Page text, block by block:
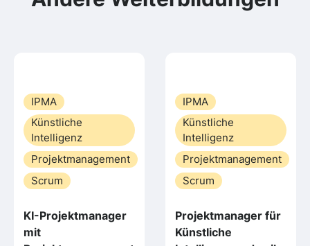
IPMA
Künstliche
Intelligenz
Projektmanagement
Scrum
KI-Projektmanager
mit
IPMA
Künstliche
Intelligenz
Projektmanagement
Scrum
Projektmanager für
Künstliche